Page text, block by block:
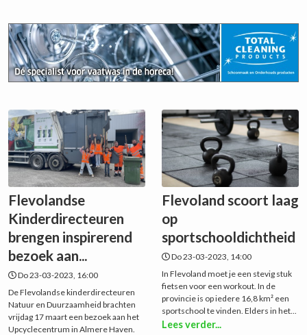
Flevolandse
Kinderdirecteuren
brengen inspirerend
bezoek aan...
Do 23-03-2023, 16:00
De Flevolandse kinderdirecteuren
Natuur en Duurzaamheid brachten
vrijdag 17 maart een bezoek aan het
Upcyclecentrum in Almere Haven.
Flevoland scoort laag
op
sportschooldichtheid
Do 23-03-2023, 14:00
In Flevoland moet je een stevig stuk
fietsen voor een workout. In de
provincie is op iedere 16,8 km² een
sportschool te vinden. Elders in het...
Lees verder...